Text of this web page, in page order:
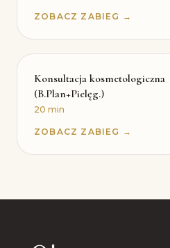
ZOBACZ ZABIEG →
Konsultacja kosmetologiczna
(B.Plan+Pielęg.)
20 min
ZOBACZ ZABIEG →